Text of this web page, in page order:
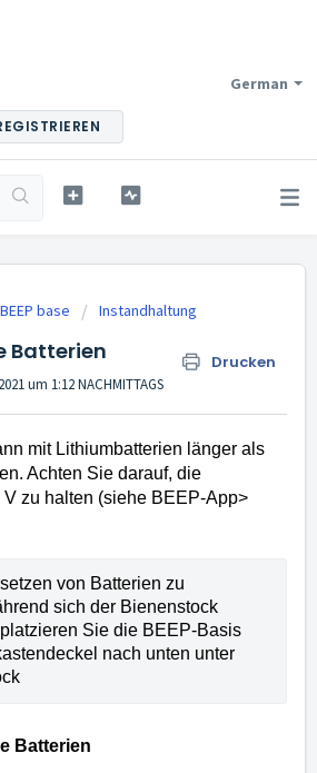
German
BEEP base Instandhaltung
Batterien Drucken
um 1:12 NACHMITTAGS
mit Lithiumbatterien länger als
Achten Sie darauf, die
zu halten (siehe BEEP-App>
von Batterien zu
sich der Bienenstock
Sie die BEEP-Basis
nach unten unter
Batterien